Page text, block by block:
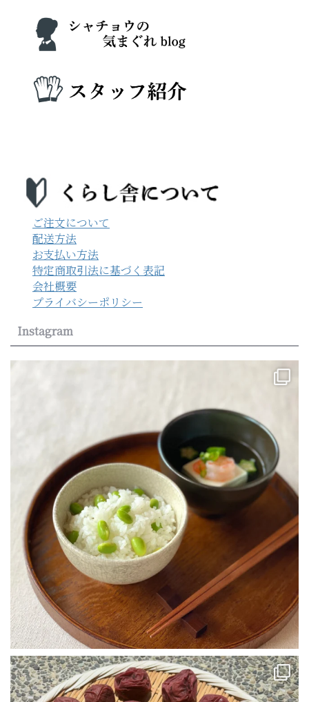
ご注文について
配送方法
お支払い方法
特定商取引法に基づく表記
会社概要
プライバシーポリシー
Instagram